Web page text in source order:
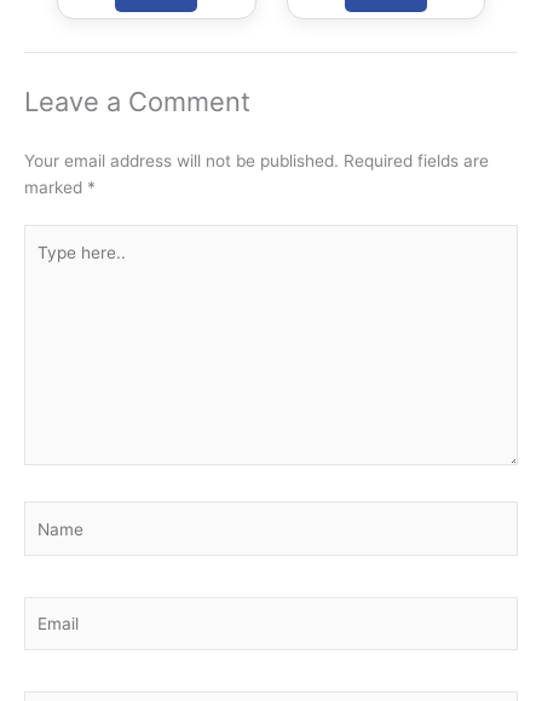
Leave a Comment
Your email address will not be published. Required fields are
marked *
here..